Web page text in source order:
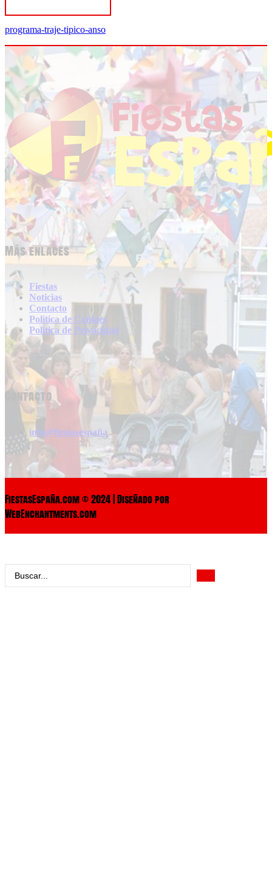
programa-traje-tipico-anso
Más enlaces
Fiestas
Noticias
Contacto
Politica de Cookies
Politica de Privacidad
Contacto
info@fiestasespaña
FiestasEspaña.com © 2024 | Diseñado por
WebEnchantments.com